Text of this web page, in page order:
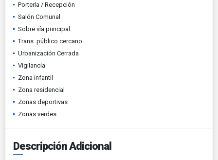
Portería / Recepción
Salón Comunal
Sobre vía principal
Trans. público cercano
Urbanización Cerrada
Vigilancia
Zona infantil
Zona residencial
Zonas deportivas
Zonas verdes
Descripción Adicional